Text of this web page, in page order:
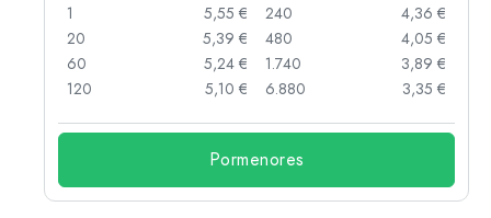
1
5,55 €
20
5,39 €
60
5,24 €
120
5,10 €
240
4,36 €
480
4,05 €
1.740
3,89 €
6.880
3,35 €
Pormenores